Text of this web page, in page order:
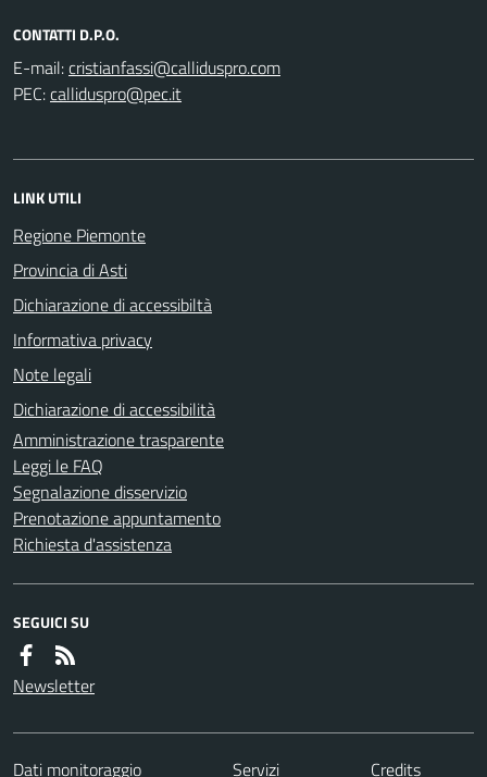
CONTATTI D.P.O.
E-mail:
PEC:
LINK UTILI
Regione Piemonte
Provincia di Asti
Dichiarazione di accessibiltà
Informativa privacy
Note legali
Dichiarazione di accessibilità
Amministrazione trasparente
Leggi le FAQ
Segnalazione disservizio
Prenotazione appuntamento
Richiesta d'assistenza
SEGUICI SU
Newsletter
Dati monitoraggio Servizi Credits